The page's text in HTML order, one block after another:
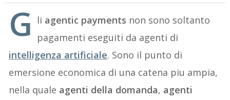
G li agentic payments non sono soltanto
pagamenti eseguiti da agenti di
intelligenza artificiale. Sono il punto di
emersione economica di una catena piu ampia,
nella quale agenti della domanda, agenti